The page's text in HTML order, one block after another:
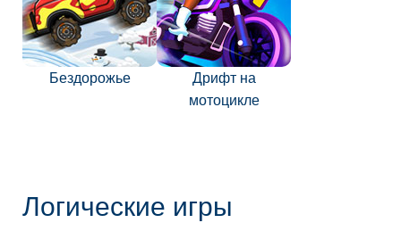
Бездорожье
Дрифт на
мотоцикле
Логические игры